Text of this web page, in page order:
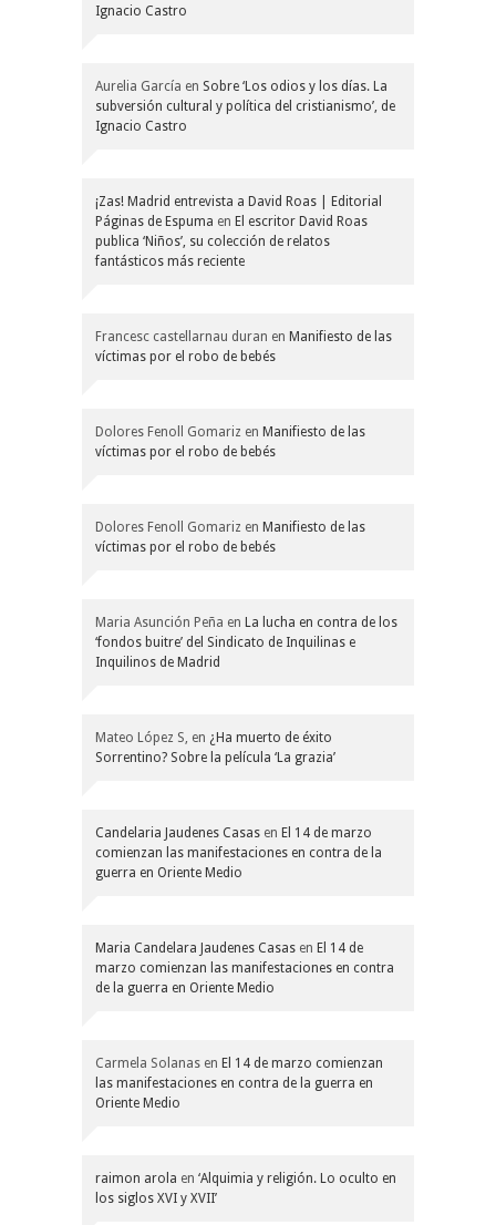
Ignacio Castro
Aurelia García en Sobre ‘Los odios y los días. La
subversión cultural y política del cristianismo’, de
Ignacio Castro
¡Zas! Madrid entrevista a David Roas | Editorial
Páginas de Espuma en El escritor David Roas
publica ‘Niños’, su colección de relatos
fantásticos más reciente
Francesc castellarnau duran en Manifiesto de las
víctimas por el robo de bebés
Dolores Fenoll Gomariz en Manifiesto de las
víctimas por el robo de bebés
Dolores Fenoll Gomariz en Manifiesto de las
víctimas por el robo de bebés
Maria Asunción Peña en La lucha en contra de los
‘fondos buitre’ del Sindicato de Inquilinas e
Inquilinos de Madrid
Mateo López S, en ¿Ha muerto de éxito
Sorrentino? Sobre la película ‘La grazia’
Candelaria Jaudenes Casas en El 14 de marzo
comienzan las manifestaciones en contra de la
guerra en Oriente Medio
Maria Candelara Jaudenes Casas en El 14 de
marzo comienzan las manifestaciones en contra
de la guerra en Oriente Medio
Carmela Solanas en El 14 de marzo comienzan
las manifestaciones en contra de la guerra en
Oriente Medio
raimon arola en ‘Alquimia y religión. Lo oculto en
los siglos XVI y XVII’